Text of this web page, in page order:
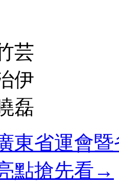
芸
伊
磊
東省運會
點搶先看→